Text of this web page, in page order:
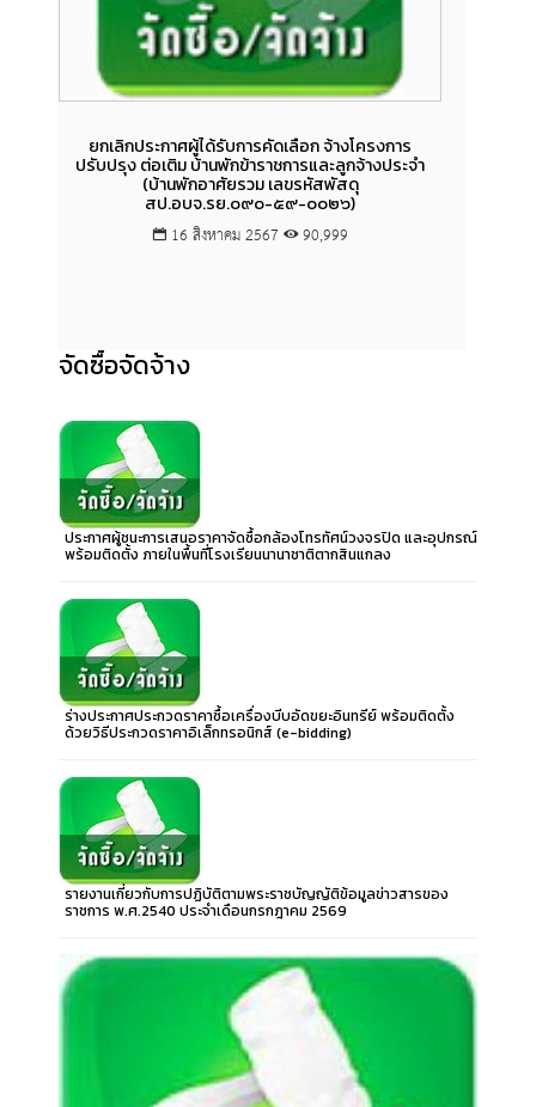
ยกเลิกประกาศผู้ได้รับการคัดเลือก จ้างโครงการ
ปรับปรุง ต่อเติม บ้านพักข้าราชการและลูกจ้างประจำ
(บ้านพักอาศัยรวม เลขรหัสพัสดุ
สป.อบจ.รย.๐๙๐-๕๙-๐๐๒๖)
16 สิงหาคม 2567 90,999
จัดซื้อจัดจ้าง
ประกาศผู้ชนะการเสนอราคาจัดซื้อกล้องโทรทัศน์วงจรปิด และอุปกรณ์
พร้อมติดตั้ง ภายในพื้นที่โรงเรียนนานาชาติตากสินแกลง
ร่างประกาศประกวดราคาซื้อเครื่องบีบอัดขยะอินทรีย์ พร้อมติดตั้ง
ด้วยวิธีประกวดราคาอิเล็กทรอนิกส์ (e-bidding)
รายงานเกี่ยวกับการปฏิบัติตามพระราชบัญญัติข้อมูลข่าวสารของ
ราชการ พ.ศ.2540 ประจำเดือนกรกฎาคม 2569